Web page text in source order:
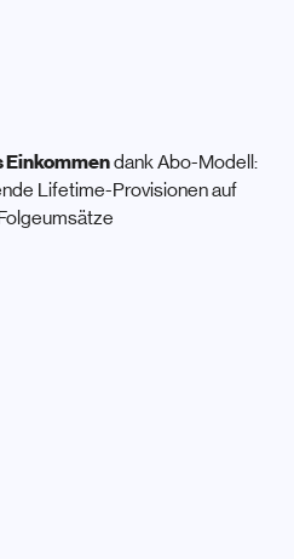
Einkommendank Abo-Modell:
Lifetime-Provisionen auf